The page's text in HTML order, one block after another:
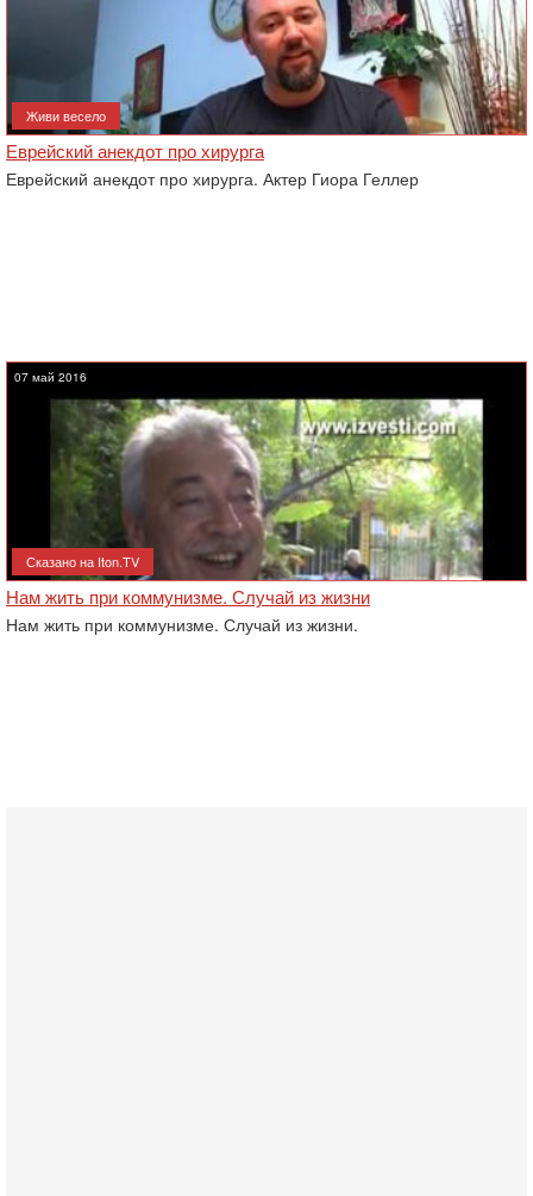
Живи весело
Еврейский анекдот про хирурга
Еврейский анекдот про хирурга. Актер Гиора Геллер
07 май 2016
Сказано на Iton.TV
Нам жить при коммунизме. Случай из жизни
Нам жить при коммунизме. Случай из жизни.